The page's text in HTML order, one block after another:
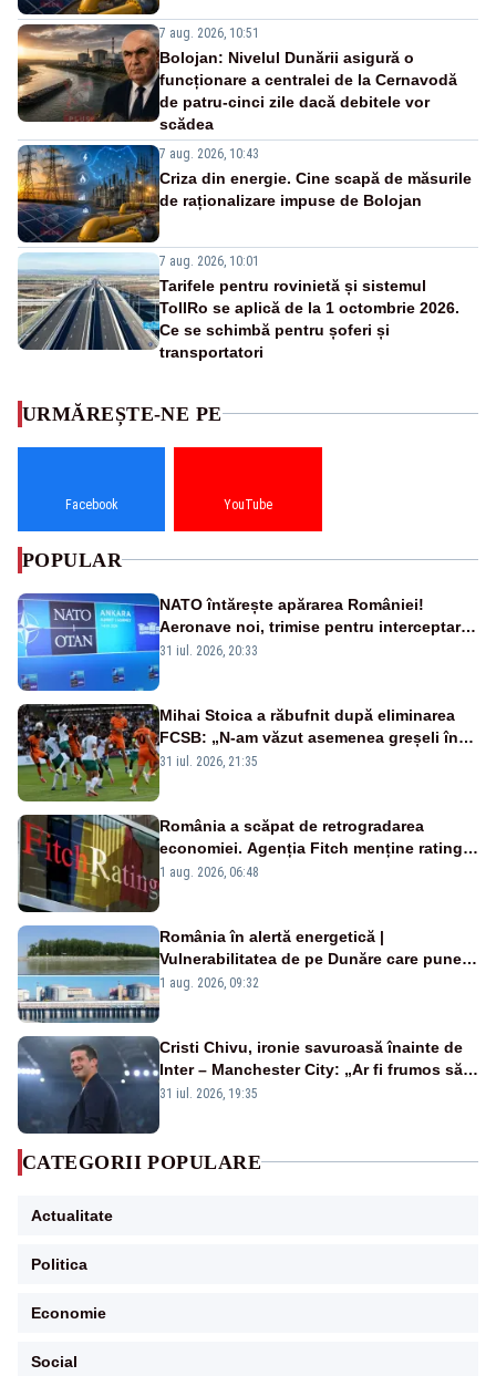
7 aug. 2026, 10:51
Bolojan: Nivelul Dunării asigură o
funcționare a centralei de la Cernavodă
de patru-cinci zile dacă debitele vor
scădea
7 aug. 2026, 10:43
Criza din energie. Cine scapă de măsurile
de raționalizare impuse de Bolojan
7 aug. 2026, 10:01
Tarifele pentru rovinietă și sistemul
TollRo se aplică de la 1 octombrie 2026.
Ce se schimbă pentru șoferi și
transportatori
URMĂREȘTE-NE PE
Facebook YouTube
POPULAR
NATO întărește apărarea României!
Aeronave noi, trimise pentru interceptarea
și distrugerea dronelor
31 iul. 2026, 20:33
Mihai Stoica a răbufnit după eliminarea
FCSB: „N-am văzut asemenea greșeli în
190 de meciuri europene”
31 iul. 2026, 21:35
România a scăpat de retrogradarea
economiei. Agenția Fitch menține ratingul
„BBB-” cu perspectivă negativă
1 aug. 2026, 06:48
România în alertă energetică |
Vulnerabilitatea de pe Dunăre care pune
în pericol Centrala Cernavodă era
1 aug. 2026, 09:32
Cristi Chivu, ironie savuroasă înainte de
Inter – Manchester City: „Ar fi frumos să
mai cumpărați și de la noi”
31 iul. 2026, 19:35
CATEGORII POPULARE
Actualitate
Politica
Economie
Social